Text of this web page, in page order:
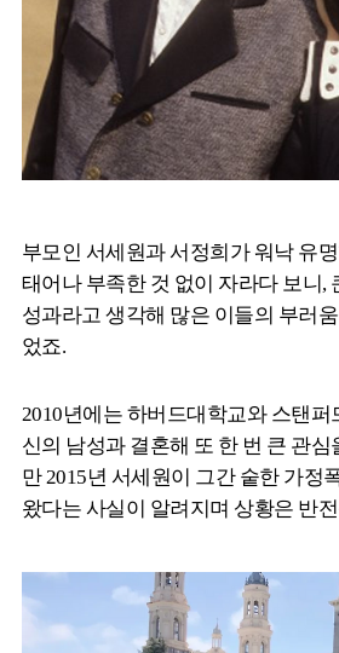
부모인 서세원과 서정희가 워낙 유
태어나 부족한 것 없이 자라다 보니,
성과라고 생각해 많은 이들의 부러
었죠.
2010년에는 하버드대학교와 스탠퍼
신의 남성과 결혼해 또 한 번 큰 관심
만 2015년 서세원이 그간 숱한 가정
왔다는 사실이 알려지며 상황은 반